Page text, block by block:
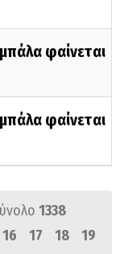
φαίνεται
φαίνεται
1338
16 17 18
19